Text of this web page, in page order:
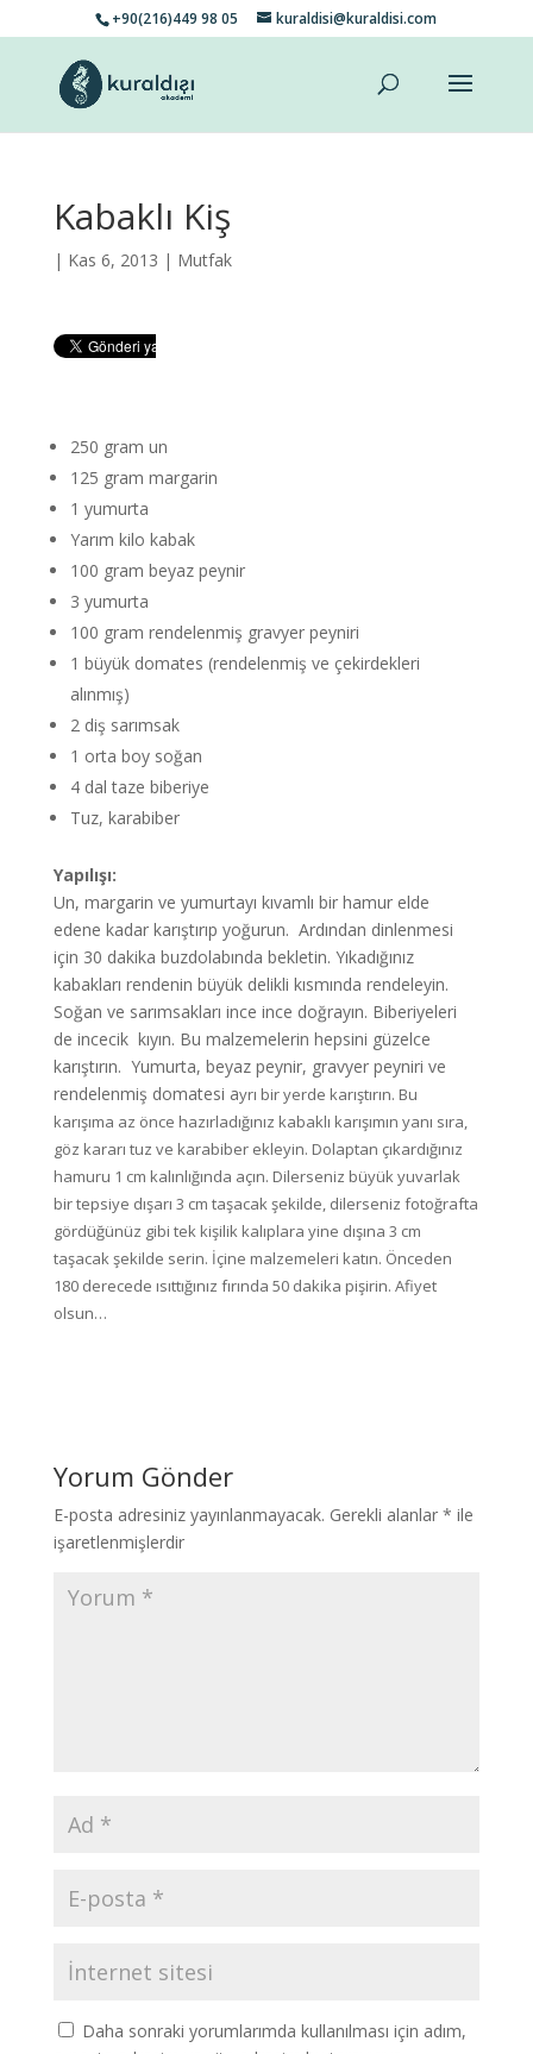
+90(216)449 98 05 kuraldisi@kuraldisi.com
Kabaklı Kiş
| Kas 6, 2013 | Mutfak
250 gram un
125 gram margarin
1 yumurta
Yarım kilo kabak
100 gram beyaz peynir
3 yumurta
100 gram rendelenmiş gravyer peyniri
1 büyük domates (rendelenmiş ve çekirdekleri
alınmış)
2 diş sarımsak
1 orta boy soğan
4 dal taze biberiye
Tuz, karabiber
Yapılışı:
Un, margarin ve yumurtayı kıvamlı bir hamur elde
edene kadar karıştırıp yoğurun. Ardından dinlenmesi
için 30 dakika buzdolabında bekletin. Yıkadığınız
kabakları rendenin büyük delikli kısmında rendeleyin.
Soğan ve sarımsakları ince ince doğrayın. Biberiyeleri
de incecik kıyın. Bu malzemelerin hepsini güzelce
karıştırın. Yumurta, beyaz peynir, gravyer peyniri ve
rendelenmiş domatesi ayrı bir yerde karıştırın. Bu
karışıma az önce hazırladığınız kabaklı karışımın yanı sıra,
göz kararı tuz ve karabiber ekleyin. Dolaptan çıkardığınız
hamuru 1 cm kalınlığında açın. Dilerseniz büyük yuvarlak
bir tepsiye dışarı 3 cm taşacak şekilde, dilerseniz fotoğrafta
gördüğünüz gibi tek kişilik kalıplara yine dışına 3 cm
taşacak şekilde serin. İçine malzemeleri katın. Önceden
180 derecede ısıttığınız fırında 50 dakika pişirin. Afiyet
olsun…
Yorum Gönder
E-posta adresiniz yayınlanmayacak. Gerekli alanlar * ile
işaretlenmişlerdir
Daha sonraki yorumlarımda kullanılması için adım,